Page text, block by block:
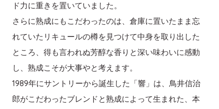
ド力に重きを置いていました。
さらに熟成にもこだわったのは、倉庫に置いたまま忘
れていたリキュールの樽を見つけて中身を取り出した
ところ、得も言われぬ芳醇な香りと深い味わいに感動
し、熟成こそが大事やと考えます。
1989年にサントリーから誕生した「響」は、鳥井信治
郎がこだわったブレンドと熟成によって生まれた、本